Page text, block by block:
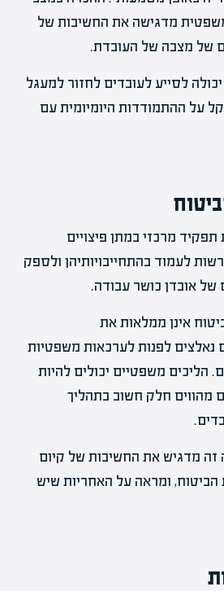
מדגישה את החשיבות של
של מצבה של העובדת.
לסייע לעובדים לחזור למעגל
על ההתמודדות היומיומית עם
מרכזי במתן פיצויים
לעמוד בהתחייבויותיהן ולספק
אובדן כושר עבודה.
אינן ממלאות את
נאלצים לפנות לערכאות משפטיות
הליכים משפטיים יכולים להיות
מהווים חלק חשוב בתהליך
מדגיש את החשיבות של קיום
הביטוח, ומראה על האחריות שיש